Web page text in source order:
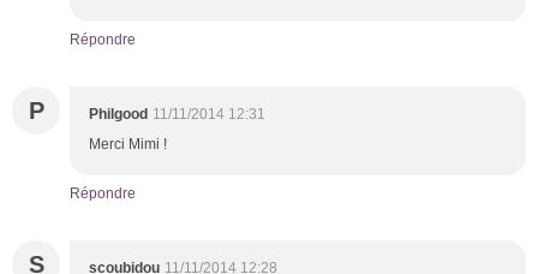
Répondre
P Philgood 11/11/2014 12:31
Merci Mimi !
Répondre
S scoubidou 11/11/2014 12:28